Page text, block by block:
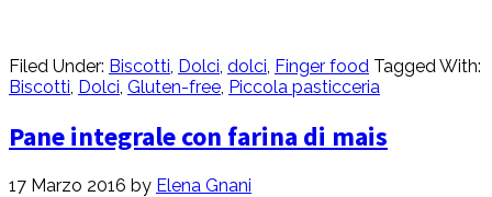
Filed Under: Biscotti Dolci dolci Finger food Tagged With:
Biscotti Dolci Gluten-free Piccola pasticceria
Pane integrale con farina di mais
17 Marzo 2016 by Elena Gnani